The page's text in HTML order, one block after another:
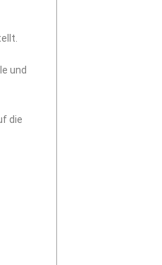
und
f die